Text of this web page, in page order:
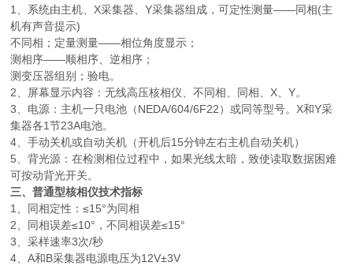
1、系统由主机、X采集器、Y采集器组成，可定性测量——同相(主
机有声音提示)
不同相；定量测量——相位角度显示；
测相序——顺相序、逆相序；
测变压器组别；验电。
2、屏幕显示内容：无线高压核相仪、不同相、同相、X、Y。
3、电源：主机一只电池（NEDA/604/6F22）或同等型号。X和Y采
集器各1节23A电池。
4、手动关机或自动关机（开机后15分钟左右主机自动关机）
5、背光源：在检测相位过程中，如果光线太暗，致使读取数据困难
可按动背光开关。
三、普通型核相仪技术指标
1、同相定性：≤15°为同相
2、同相误差≤10°，不同相误差≤15°
3、采样速率3次/秒
4、A和B采集器电源电压为12V±3V